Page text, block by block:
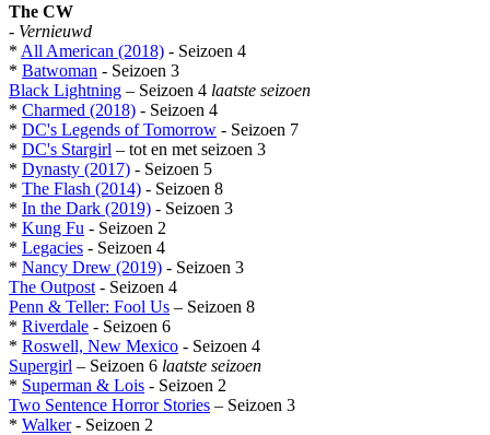
The CW
- Vernieuwd
* All American (2018) - Seizoen 4
* Batwoman - Seizoen 3
Black Lightning – Seizoen 4 laatste seizoen
* Charmed (2018) - Seizoen 4
* DC's Legends of Tomorrow - Seizoen 7
* DC's Stargirl – tot en met seizoen 3
* Dynasty (2017) - Seizoen 5
* The Flash (2014) - Seizoen 8
* In the Dark (2019) - Seizoen 3
* Kung Fu - Seizoen 2
* Legacies - Seizoen 4
* Nancy Drew (2019) - Seizoen 3
The Outpost - Seizoen 4
Penn & Teller: Fool Us – Seizoen 8
* Riverdale - Seizoen 6
* Roswell, New Mexico - Seizoen 4
Supergirl – Seizoen 6 laatste seizoen
* Superman & Lois - Seizoen 2
Two Sentence Horror Stories – Seizoen 3
* Walker- Seizoen 2